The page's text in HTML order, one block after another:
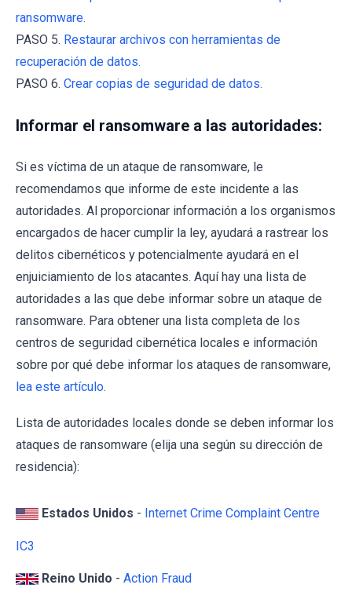
ransomware.
PASO 5. Restaurar archivos con herramientas de
recuperación de datos.
PASO 6. Crear copias de seguridad de datos.
Informar el ransomware a las autoridades:
Si es víctima de un ataque de ransomware, le
recomendamos que informe de este incidente a las
autoridades. Al proporcionar información a los organismos
encargados de hacer cumplir la ley, ayudará a rastrear los
delitos cibernéticos y potencialmente ayudará en el
enjuiciamiento de los atacantes. Aquí hay una lista de
autoridades a las que debe informar sobre un ataque de
ransomware. Para obtener una lista completa de los
centros de seguridad cibernética locales e información
sobre por qué debe informar los ataques de ransomware,
lea este artículo.
Lista de autoridades locales donde se deben informar los
ataques de ransomware (elija una según su dirección de
residencia):
Estados Unidos - Internet Crime Complaint Centre
IC3
Reino Unido - Action Fraud